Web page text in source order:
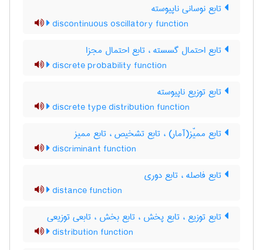
تابع نوسانی ناپیوسته
discontinuous oscillatory function
تابع احتمال گسسته ، تابع احتمال مجزا
discrete probability function
تابع توزیع ناپیوسته
discrete type distribution function
تابع ممیّز(آمار) ، تابع تشخیص ، تابع ممیز
discriminant function
تابع فاصله ، تابع دوری
distance function
تابع توزیع ، تابع پخش ، تابع بخش ، تابعی توزیعی
distribution function